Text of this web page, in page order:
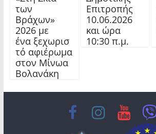
των
Βράχων»
2026 με
ένα ξεχωρισ
τό αφιέρωμα
στον Μίνωα
Βολανάκη
Επιτροπής
10.06.2026
και ώρα
10:30 π.μ.